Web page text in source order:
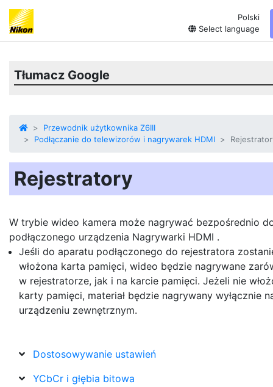
Polski
Select language
Tłumacz Google
Przewodnik użytkownika Z6III
Podłączanie do telewizorów i nagrywarek HDMI
Rejestratory
W trybie wideo kamera może nagrywać bezpośrednio
podłączonego urządzenia Nagrywarki HDMI .
Jeśli do aparatu podłączonego do rejestratora
włożona karta pamięci, wideo będzie nagrywane
w rejestratorze, jak i na karcie pamięci. Jeżeli nie
karty pamięci, materiał będzie nagrywany wyłącznie
urządzeniu zewnętrznym.
Dostosowywanie ustawień
YCbCr i głębia bitowa